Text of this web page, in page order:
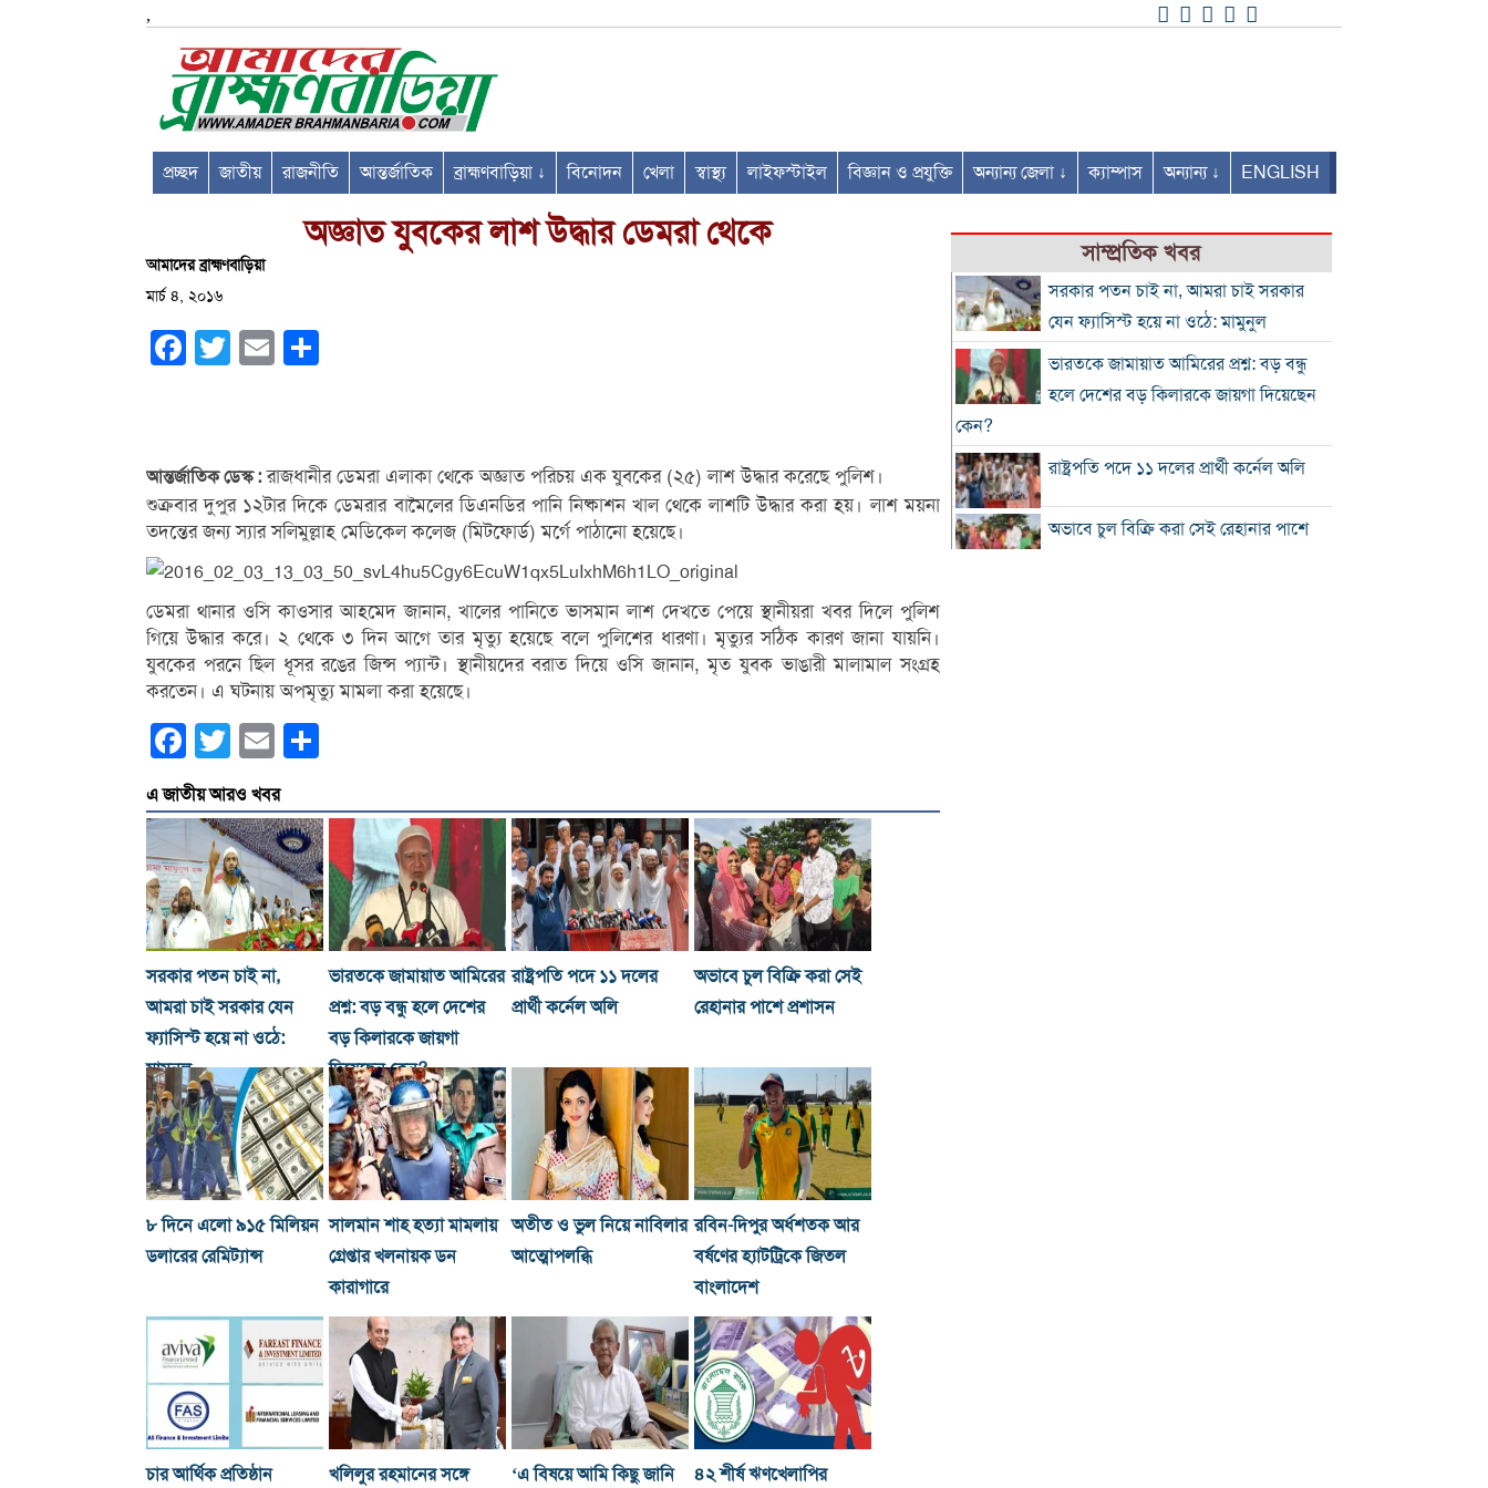
,
প্রচ্ছদ জাতীয় রাজনীতি আন্তর্জাতিক ব্রাহ্মণবাড়িয়া ↓ বিনোদন খেলা স্বাস্থ্য লাইফস্টাইল বিজ্ঞান ও প্রযুক্তি অন্যান্য জেলা ↓ ক্যাম্পাস অন্যান্য ↓ ENGLISH
অজ্ঞাত যুবকের লাশ উদ্ধার ডেমরা থেকে
আমাদের ব্রাহ্মণবাড়িয়া
মার্চ ৪, ২০১৬
Facebook
Twitter Email
আন্তর্জাতিক ডেস্ক : রাজধানীর ডেমরা এলাকা থেকে অজ্ঞাত পরিচয় এক যুবকের (২৫) লাশ উদ্ধার করেছে পুলিশ।
শুক্রবার দুপুর ১২টার দিকে ডেমরার বামৈলের ডিএনডির পানি নিষ্কাশন খাল থেকে লাশটি উদ্ধার করা হয়। লাশ ময়না
তদন্তের জন্য স্যার সলিমুল্লাহ মেডিকেল কলেজ (মিটফোর্ড) মর্গে পাঠানো হয়েছে।
ডেমরা থানার ওসি কাওসার আহমেদ জানান, খালের পানিতে ভাসমান লাশ দেখতে পেয়ে স্থানীয়রা খবর দিলে পুলিশ
গিয়ে উদ্ধার করে। ২ থেকে ৩ দিন আগে তার মৃত্যু হয়েছে বলে পুলিশের ধারণা। মৃত্যুর সঠিক কারণ জানা যায়নি।
যুবকের পরনে ছিল ধূসর রঙের জিন্স প্যান্ট। স্থানীয়দের বরাত দিয়ে ওসি জানান, মৃত যুবক ভাঙারী মালামাল সংগ্রহ
করতেন। এ ঘটনায় অপমৃত্যু মামলা করা হয়েছে।
Facebook
Twitter Email
এ জাতীয় আরও খবর
সরকার পতন চাই না,
আমরা চাই সরকার যেন
ফ্যাসিস্ট হয়ে না ওঠে:
মামুনুল
ভারতকে জামায়াত আমিরের
প্রশ্ন: বড় বন্ধু হলে দেশের
বড় কিলারকে জায়গা
দিয়েছেন কেন?
রাষ্ট্রপতি পদে ১১ দলের
প্রার্থী কর্নেল অলি
অভাবে চুল বিক্রি করা সেই
রেহানার পাশে প্রশাসন
৮ দিনে এলো ৯১৫ মিলিয়ন
ডলারের রেমিট্যান্স
সালমান শাহ হত্যা মামলায়
গ্রেপ্তার খলনায়ক ডন
কারাগারে
অতীত ও ভুল নিয়ে নাবিলার
আত্মোপলব্ধি
রবিন-দিপুর অর্ধশতক আর
বর্ষণের হ্যাটট্রিকে জিতল
বাংলাদেশ
চার আর্থিক প্রতিষ্ঠান খ‌লিলুর রহমানের সঙ্গে ‘এ বিষয়ে আমি কিছু জানি ৪২ শীর্ষ ঋণখেলাপির
সাম্প্রতিক খবর
সরকার পতন চাই না, আমরা চাই সরকার
যেন ফ্যাসিস্ট হয়ে না ওঠে: মামুনুল
ভারতকে জামায়াত আমিরের প্রশ্ন: বড় বন্ধু
হলে দেশের বড় কিলারকে জায়গা দিয়েছেন
কেন?
রাষ্ট্রপতি পদে ১১ দলের প্রার্থী কর্নেল অলি
অভাবে চুল বিক্রি করা সেই রেহানার পাশে